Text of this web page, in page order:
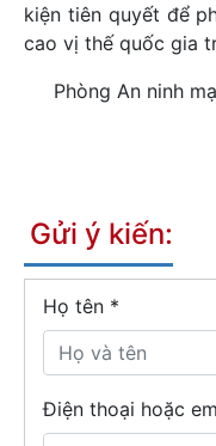
kiện tiên quyết để
cao vị thế quốc gia
Phòng An ninh
Gửi ý kiến:
Họ tên *
Điện thoại hoặc